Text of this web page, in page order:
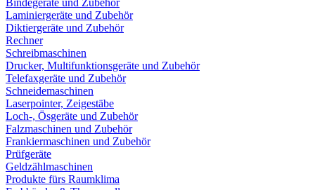
Bindegeräte und Zubehör
Laminiergeräte und Zubehör
Diktiergeräte und Zubehör
Rechner
Schreibmaschinen
Drucker, Multifunktionsgeräte und Zubehör
Telefaxgeräte und Zubehör
Schneidemaschinen
Laserpointer, Zeigestäbe
Loch-, Ösgeräte und Zubehör
Falzmaschinen und Zubehör
Frankiermaschinen und Zubehör
Prüfgeräte
Geldzählmaschinen
Produkte fürs Raumklima